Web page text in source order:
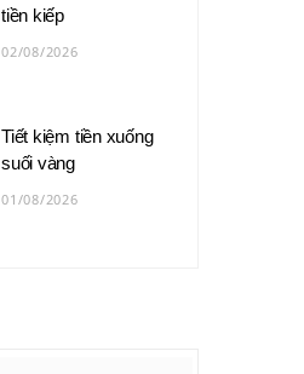
tiền kiếp
02/08/2026
Tiết kiệm tiền xuống
suối vàng
01/08/2026